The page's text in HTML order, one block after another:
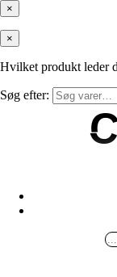
×
×
Hvilket produkt leder
Søg efter: